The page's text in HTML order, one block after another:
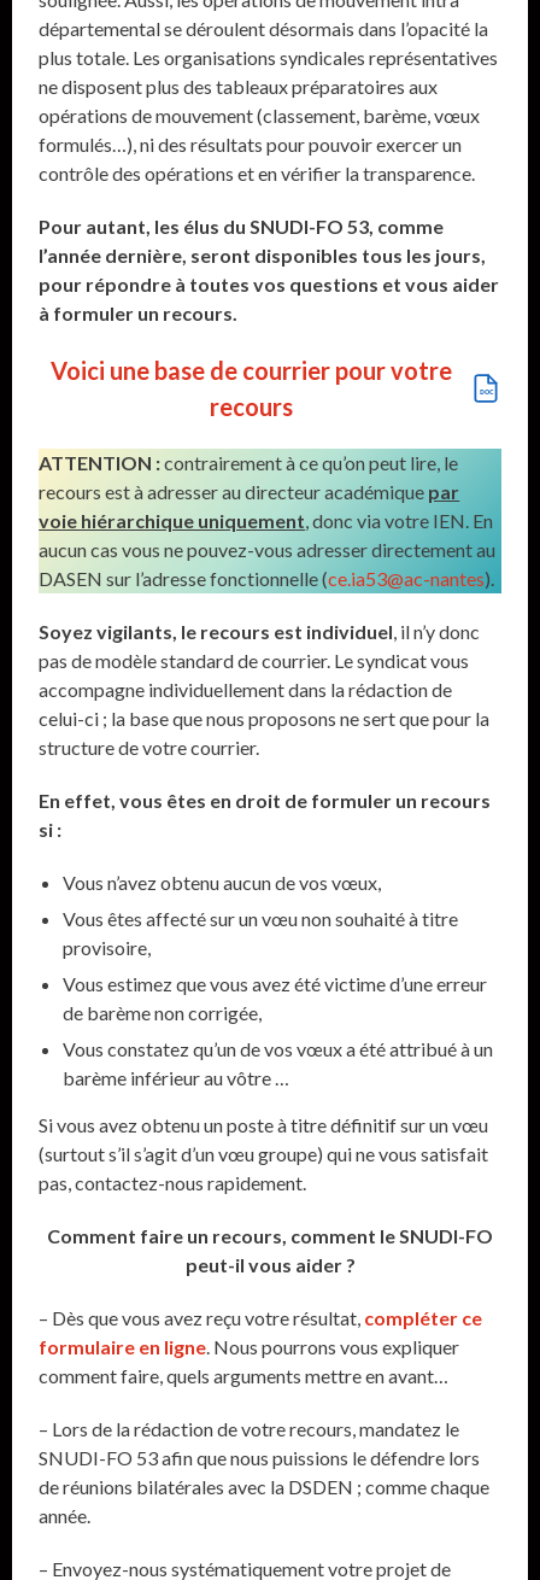
départemental se déroulent désormais dans l’opacité la
plus totale. Les organisations syndicales représentatives
ne disposent plus des tableaux préparatoires aux
opérations de mouvement (classement, barème, vœux
formulés…), ni des résultats pour pouvoir exercer un
contrôle des opérations et en vérifier la transparence.
Pour autant, les élus du SNUDI-FO 53, comme
l’année dernière, seront disponibles tous les jours,
pour répondre à toutes vos questions et vous aider
à formuler un recours.
Voici une base de courrier pour votre
recours
ATTENTION :contrairement à ce qu’on peut lire, le
recours est à adresser au directeur académique par
voie hiérarchique uniquement , donc via votre IEN. En
aucun cas vous ne pouvez-vous adresser directement au
DASEN sur l’adresse fonctionnelle (ce.ia53@ac-nantes).
Soyez vigilants, le recours est individuel , il n’y donc
pas de modèle standard de courrier. Le syndicat vous
accompagne individuellement dans la rédaction de
celui-ci ; la base que nous proposons ne sert que pour la
structure de votre courrier.
En effet, vous êtes en droit de formuler un recours
si :
Vous n’avez obtenu aucun de vos vœux,
Vous êtes affecté sur un vœu non souhaité à titre
provisoire,
Vous estimez que vous avez été victime d’une erreur
de barème non corrigée,
Vous constatez qu’un de vos vœux a été attribué à un
barème inférieur au vôtre …
Si vous avez obtenu un poste à titre définitif sur un vœu
(surtout s’il s’agit d’un vœu groupe) qui ne vous satisfait
pas, contactez-nous rapidement.
Comment faire un recours, comment le SNUDI-FO
peut-il vous aider ?
– Dès que vous avez reçu votre résultat, compléter ce
formulaire en ligne . Nous pourrons vous expliquer
comment faire, quels arguments mettre en avant…
– Lors de la rédaction de votre recours, mandatez le
SNUDI-FO 53 afin que nous puissions le défendre lors
de réunions bilatérales avec la DSDEN ; comme chaque
année.
– Envoyez-nous systématiquement votre projet de